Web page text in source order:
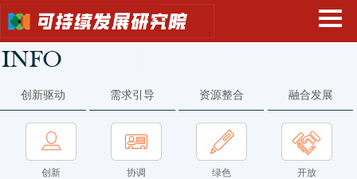
创新驱动 需求引导 资源整合 融合发展
创新 协调 绿色 开放